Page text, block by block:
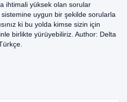
ihtimali yüksek olan sorular
uygun bir şekilde sorularla
ki bu yolda kimse sizin için
birlikte yürüyebiliriz. Author: Delta